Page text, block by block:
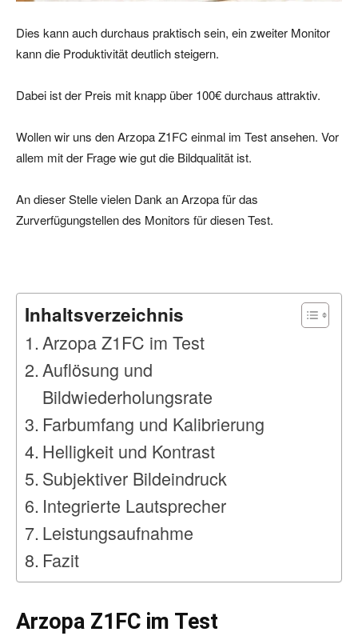
Dies kann auch durchaus praktisch sein, ein zweiter Monitor
kann die Produktivität deutlich steigern.
Dabei ist der Preis mit knapp über 100€ durchaus attraktiv.
Wollen wir uns den Arzopa Z1FC einmal im Test ansehen. Vor
allem mit der Frage wie gut die Bildqualität ist.
An dieser Stelle vielen Dank an Arzopa für das
Zurverfügungstellen des Monitors für diesen Test.
Inhaltsverzeichnis
Arzopa Z1FC im Test
Auflösung und
Bildwiederholungsrate
Farbumfang und Kalibrierung
Helligkeit und Kontrast
Subjektiver Bildeindruck
Integrierte Lautsprecher
Leistungsaufnahme
Fazit
Arzopa Z1FC im Test